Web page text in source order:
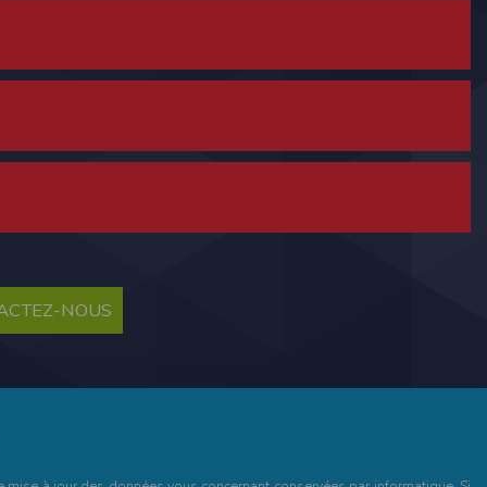
NOUS
tablette ou un smartphone.
été déclaré à la Commission Nationale de
fonctionnalités du site. Les données
web, et d'effectuer une localisation
vous nous transmettez volontairement